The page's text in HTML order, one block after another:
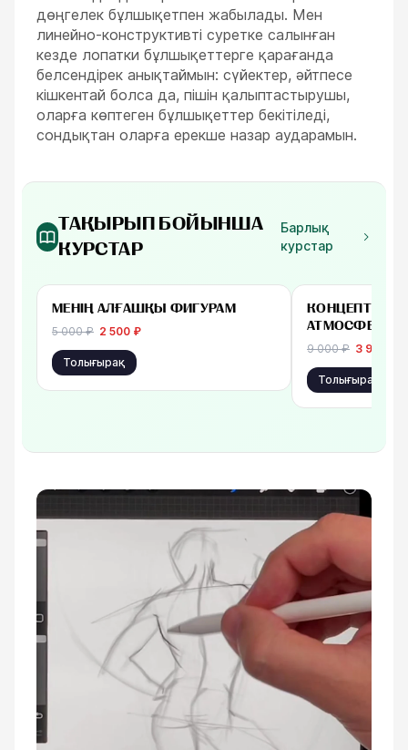
дөңгелек бұлшықетпен жабылады. Мен
линейно-конструктивті суретке салынған
кезде лопатки бұлшықеттерге қарағанда
белсендірек анықтаймын: сүйектер, әйтпесе
кішкентай болса да, пішін қалыптастырушы,
оларға көптеген бұлшықеттер бекітіледі,
сондықтан оларға ерекше назар аударамын.
ТАҚЫРЫП БОЙЫНША
КУРСТАР
Барлық
курстар
бастап 2 500 ₽
МЕНІҢ АЛҒАШҚЫ ФИГУРАМ
5 000 ₽ 2 500 ₽
Толығырақ
бастап 3 900 ₽
КОНЦЕПТ
АТМОСФЕРА
9 000 ₽ 3 900
Толығырақ